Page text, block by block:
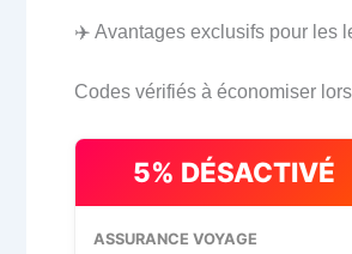
✈️ Avantages exclusifs pour les
Codes vérifiés à économiser
5% DÉSACTIVÉ
ASSURANCE VOYAGE